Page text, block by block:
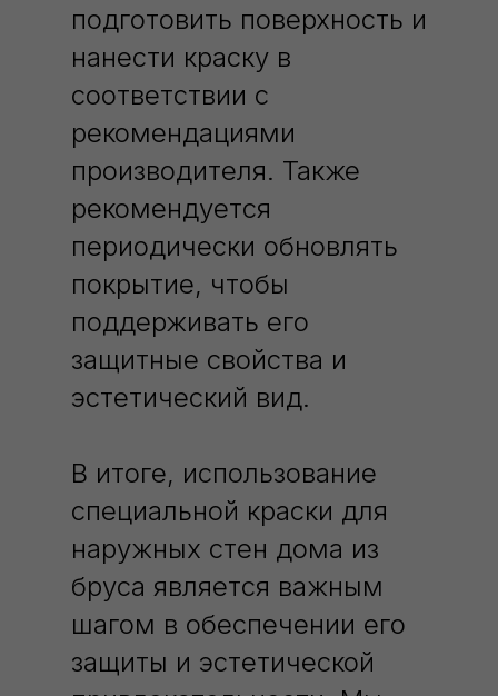
подготовить поверхность и
нанести краску в
соответствии с
рекомендациями
производителя. Также
рекомендуется
периодически обновлять
покрытие, чтобы
поддерживать его
защитные свойства и
эстетический вид.
В итоге, использование
специальной краски для
наружных стен дома из
бруса является важным
шагом в обеспечении его
защиты и эстетической